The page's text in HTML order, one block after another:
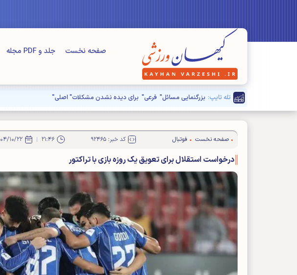
صفحه نخست جلد و PDF مجله
تله تایپ: بزرگنمایی مسائل" فرعی" برای دیده نشدن مشکلات" اصلی"
صفحه نخست فوتبال کد خبر: ۹۲۴۶۵ ۲۱:۴۶ ۱۴۰۴/
درخواست استقلال برای تعویق یک روزه بازی با تراکتور